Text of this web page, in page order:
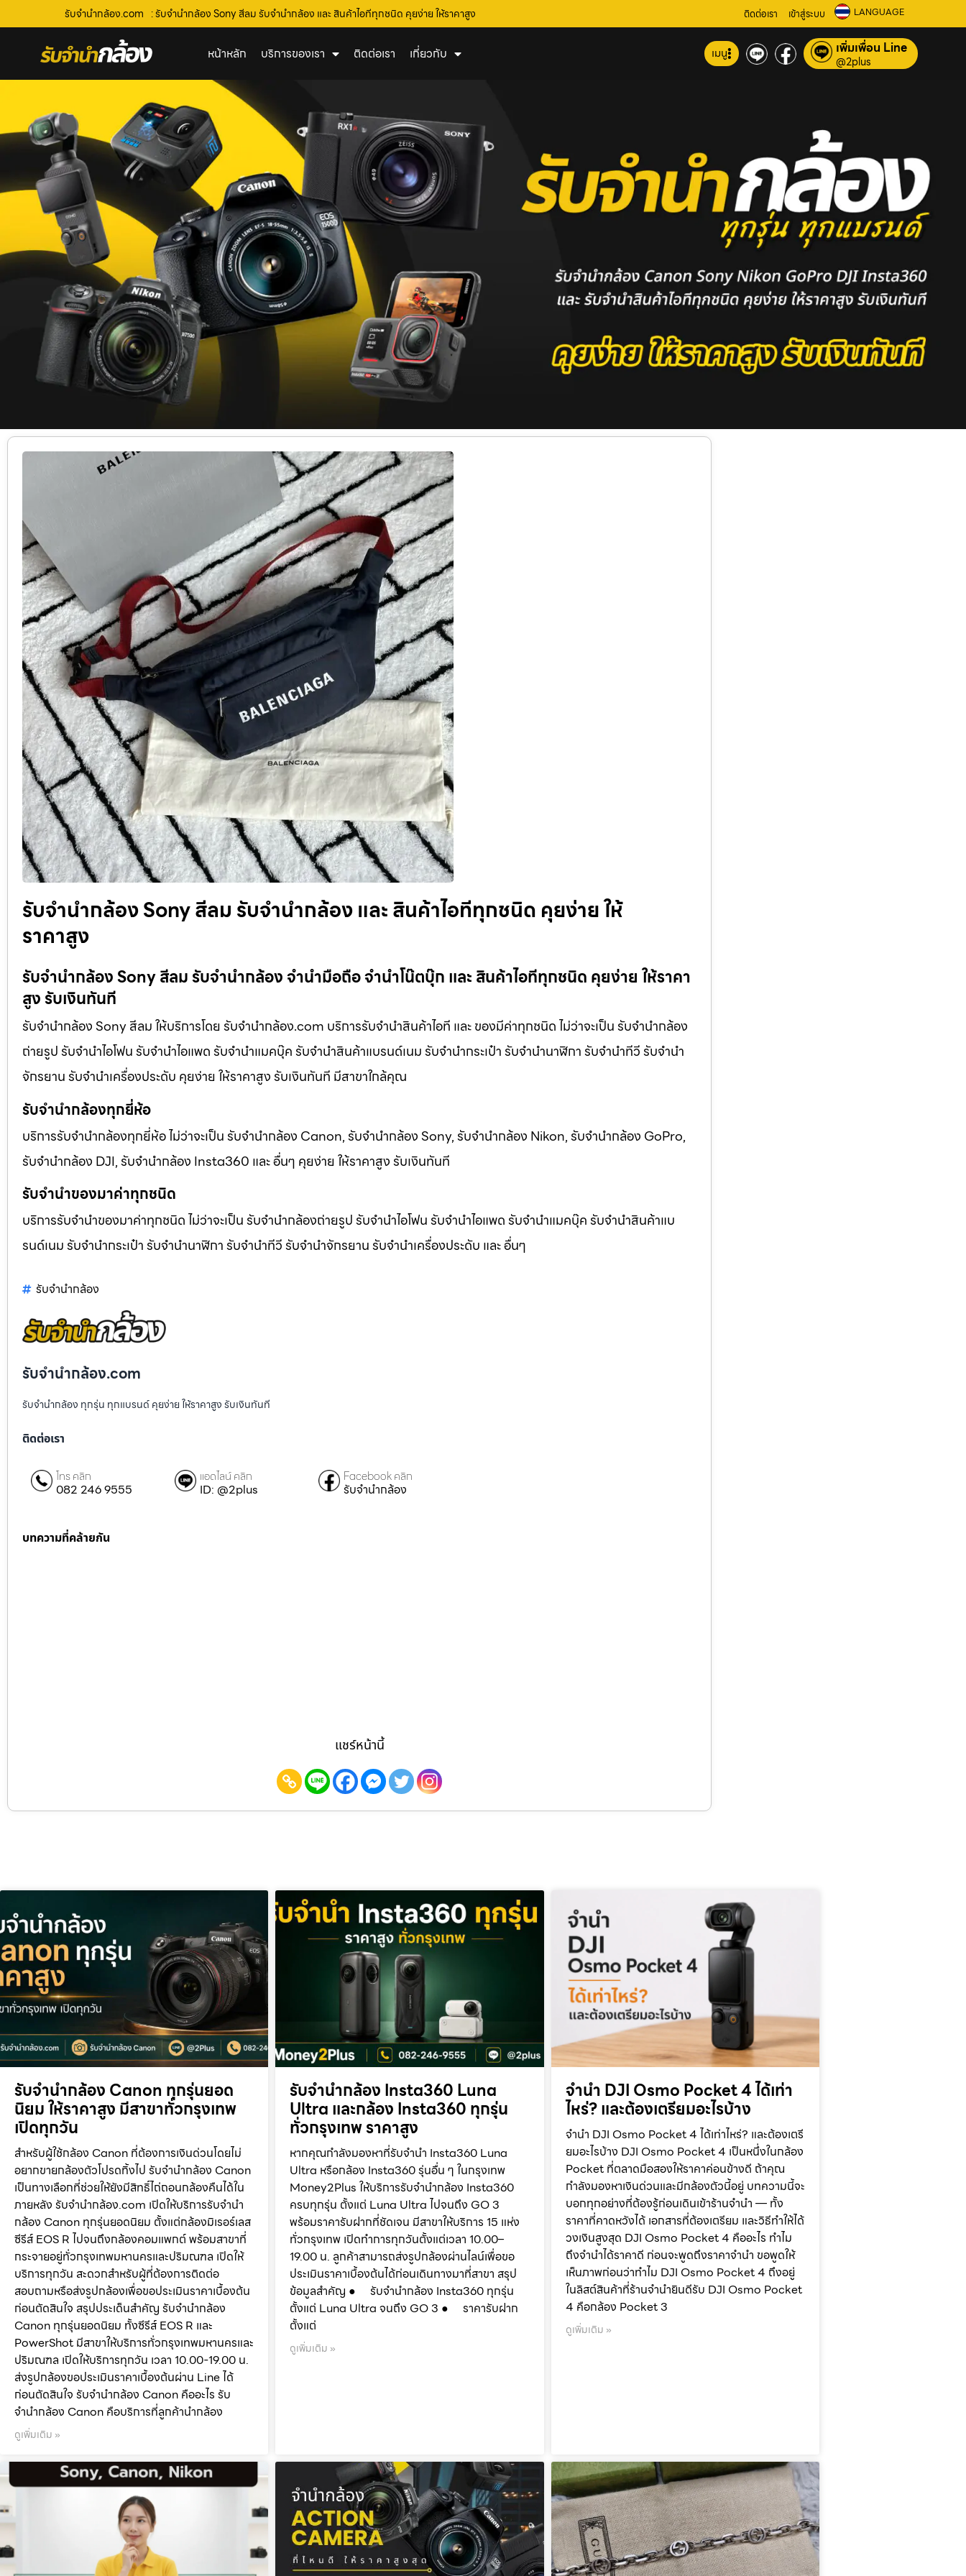
รับจํานํากล้อง.com : รับจำนำกล้อง Sony สีลม รับจํานํากล้อง และ สินค้าไอทีทุกชนิด คุยง่าย ให้ราคาสูง ติดต่อเรา เข้าสู่ระบบ LANGUAGE
หน้าหลัก บริการของเรา ติดต่อเรา เกี่ยวกับ เมนู เพิ่มเพื่อน Line
@2plus
รับจำนำกล้อง Sony สีลม รับจํานํากล้อง และ สินค้าไอทีทุกชนิด คุยง่าย ให้
ราคาสูง
รับจำนำกล้อง Sony สีลม รับจํานํากล้อง จำนำมือถือ จำนำโน๊ตบุ๊ก และ สินค้าไอทีทุกชนิด คุยง่าย ให้ราคา
สูง รับเงินทันที
รับจำนำกล้อง Sony สีลม ให้บริการโดย รับจํานํากล้อง.com บริการรับจํานําสินค้าไอที และ ของมีค่าทุกชนิด ไม่ว่าจะเป็น รับจํานํากล้อง
ถ่ายรูป รับจํานําไอโฟน รับจํานําไอแพด รับจํานําแมคบุ๊ค รับจํานําสินค้าแบรนด์เนม รับจํานํากระเป๋า รับจํานํานาฬิกา รับจํานําทีวี รับจํานํา
จักรยาน รับจํานําเครื่องประดับ คุยง่าย ให้ราคาสูง รับเงินทันที มีสาขาใกล้คุณ
รับจำนำกล้องทุกยี่ห้อ
บริการรับจำนำกล้องทุกยี่ห้อ ไม่ว่าจะเป็น รับจำนำกล้อง Canon, รับจำนำกล้อง Sony, รับจำนำกล้อง Nikon, รับจำนำกล้อง GoPro,
รับจำนำกล้อง DJI, รับจำนำกล้อง Insta360 และ อื่นๆ คุยง่าย ให้ราคาสูง รับเงินทันที
รับจำนำของมาค่าทุกชนิด
บริการรับจำนำของมาค่าทุกชนิด ไม่ว่าจะเป็น รับจํานํากล้องถ่ายรูป รับจํานําไอโฟน รับจํานําไอแพด รับจํานําแมคบุ๊ค รับจํานําสินค้าแบ
รนด์เนม รับจํานํากระเป๋า รับจํานํานาฬิกา รับจํานําทีวี รับจํานําจักรยาน รับจํานําเครื่องประดับ และ อื่นๆ
รับจํานํากล้อง
รับจํานํากล้อง.com
รับจำนำกล้อง ทุกรุ่น ทุกแบรนด์ คุยง่าย ให้ราคาสูง รับเงินทันที
ติดต่อเรา
โทร คลิก
082 246 9555
แอดไลน์ คลิก
ID: @2plus
Facebook คลิก
รับจำนำกล้อง
บทความที่คล้ายกัน
แชร์หน้านี้
รับจำนำกล้อง Canon ทุกรุ่นยอด
นิยม ให้ราคาสูง มีสาขาทั่วกรุงเทพ
เปิดทุกวัน
สำหรับผู้ใช้กล้อง Canon ที่ต้องการเงินด่วนโดยไม่
อยากขายกล้องตัวโปรดทิ้งไป รับจำนำกล้อง Canon
เป็นทางเลือกที่ช่วยให้ยังมีสิทธิ์ไถ่ถอนกล้องคืนได้ใน
ภายหลัง รับจำนำกล้อง.com เปิดให้บริการรับจำนำ
กล้อง Canon ทุกรุ่นยอดนิยม ตั้งแต่กล้องมิเรอร์เลส
ซีรีส์ EOS R ไปจนถึงกล้องคอมแพกต์ พร้อมสาขาที่
กระจายอยู่ทั่วกรุงเทพมหานครและปริมณฑล เปิดให้
บริการทุกวัน สะดวกสำหรับผู้ที่ต้องการติดต่อ
สอบถามหรือส่งรูปกล้องเพื่อขอประเมินราคาเบื้องต้น
ก่อนตัดสินใจ สรุปประเด็นสำคัญ รับจำนำกล้อง
Canon ทุกรุ่นยอดนิยม ทั้งซีรีส์ EOS R และ
PowerShot มีสาขาให้บริการทั่วกรุงเทพมหานครและ
ปริมณฑล เปิดให้บริการทุกวัน เวลา 10.00-19.00 น.
ส่งรูปกล้องขอประเมินราคาเบื้องต้นผ่าน Line ได้
ก่อนตัดสินใจ รับจำนำกล้อง Canon คืออะไร รับ
จำนำกล้อง Canon คือบริการที่ลูกค้านำกล้อง
ดูเพิ่มเติม »
รับจำนำกล้อง Insta360 Luna
Ultra และกล้อง Insta360 ทุกรุ่น
ทั่วกรุงเทพ ราคาสูง
หากคุณกำลังมองหาที่รับจำนำ Insta360 Luna
Ultra หรือกล้อง Insta360 รุ่นอื่น ๆ ในกรุงเทพ
Money2Plus ให้บริการรับจำนำกล้อง Insta360
ครบทุกรุ่น ตั้งแต่ Luna Ultra ไปจนถึง GO 3
พร้อมราคารับฝากที่ชัดเจน มีสาขาให้บริการ 15 แห่ง
ทั่วกรุงเทพ เปิดทำการทุกวันตั้งแต่เวลา 10.00–
19.00 น. ลูกค้าสามารถส่งรูปกล้องผ่านไลน์เพื่อขอ
ประเมินราคาเบื้องต้นได้ก่อนเดินทางมาที่สาขา สรุป
ข้อมูลสำคัญ ● รับจำนำกล้อง Insta360 ทุกรุ่น
ตั้งแต่ Luna Ultra จนถึง GO 3 ● ราคารับฝาก
ตั้งแต่
ดูเพิ่มเติม »
จำนำ DJI Osmo Pocket 4 ได้เท่า
ไหร่? และต้องเตรียมอะไรบ้าง
จำนำ DJI Osmo Pocket 4 ได้เท่าไหร่? และต้องเตรี
ยมอะไรบ้าง DJI Osmo Pocket 4 เป็นหนึ่งในกล้อง
Pocket ที่ตลาดมือสองให้ราคาค่อนข้างดี ถ้าคุณ
กำลังมองหาเงินด่วนและมีกล้องตัวนี้อยู่ บทความนี้จะ
บอกทุกอย่างที่ต้องรู้ก่อนเดินเข้าร้านจำนำ — ทั้ง
ราคาที่คาดหวังได้ เอกสารที่ต้องเตรียม และวิธีทำให้ได้
วงเงินสูงสุด DJI Osmo Pocket 4 คืออะไร ทำไม
ถึงจำนำได้ราคาดี ก่อนจะพูดถึงราคาจำนำ ขอพูดให้
เห็นภาพก่อนว่าทำไม DJI Osmo Pocket 4 ถึงอยู่
ในลิสต์สินค้าที่ร้านจำนำยินดีรับ DJI Osmo Pocket
4 คือกล้อง Pocket 3
ดูเพิ่มเติม »